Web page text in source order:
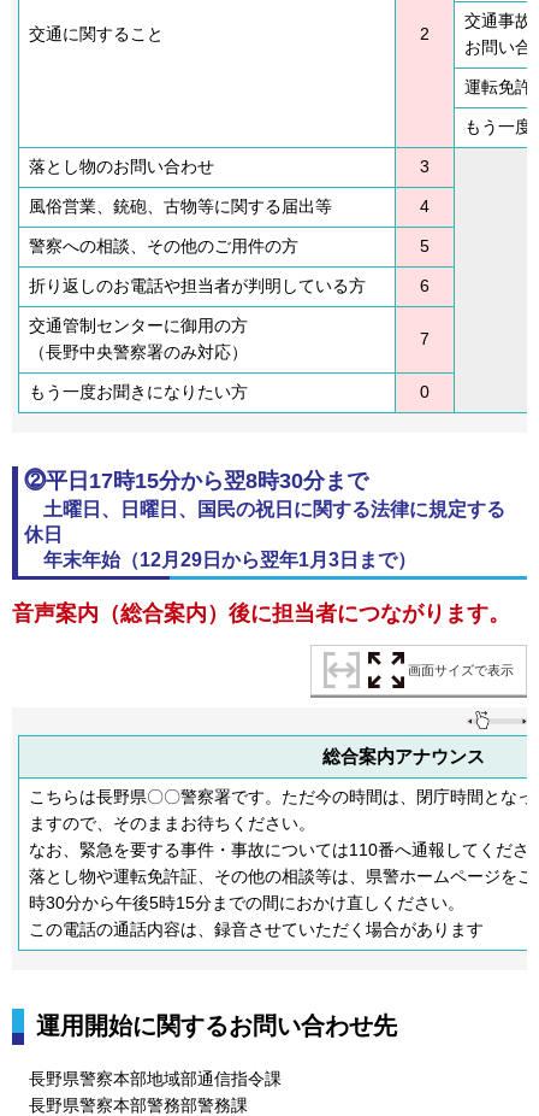
交通に関すること 2
交通事故
お問い合
運転免許
もう一度
落とし物のお問い合わせ 3
風俗営業、銃砲、古物等に関する届出等 4
警察への相談、その他のご用件の方 5
折り返しのお電話や担当者が判明している方 6
交通管制センターに御用の方
（長野中央警察署のみ対応）
7
もう一度お聞きになりたい方 0
⓶平日17時15分から翌8時30分まで
土曜日、日曜日、国民の祝日に関する法律に規定する
休日
年末年始（12月29日から翌年1月3日まで）
音声案内（総合案内）後に担当者につながります。
画面サイズで表示
総合案内アナウンス
こちらは長野県〇〇警察署です。ただ今の時間は、閉庁時間とな
ますので、そのままお待ちください。
なお、緊急を要する事件・事故については110番へ通報してくださ
落とし物や運転免許証、その他の相談等は、県警ホームページを
時30分から午後5時15分までの間におかけ直しください。
この電話の通話内容は、録音させていただく場合があります
運用開始に関するお問い合わせ先
長野県警察本部地域部通信指令課
長野県警察本部警務部警務課